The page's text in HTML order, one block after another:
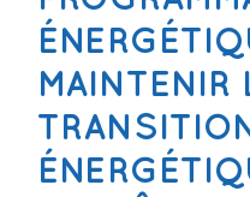
MAINTENIR
TRANSITION